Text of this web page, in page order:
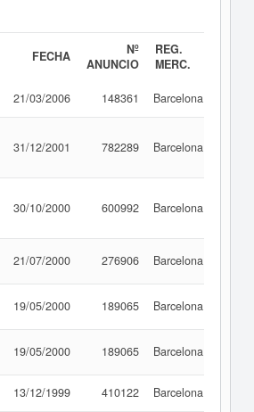
FECHA
Nº
ANUNCIO
REG.
MERC.
21/03/2006 148361 Barcelona
31/12/2001 782289 Barcelona
30/10/2000 600992 Barcelona
21/07/2000 276906 Barcelona
19/05/2000 189065 Barcelona
19/05/2000 189065 Barcelona
13/12/1999 410122 Barcelona